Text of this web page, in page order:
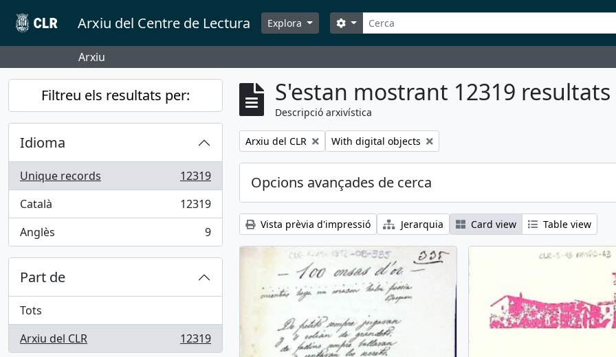
Skip to main content
Arxiu del Centre de Lectura Explora Cerca
Search options
Arxiu
Filtreu els resultats per:
Idioma
Unique records
, 12319 results
12319
Català
, 12319 results
12319
Anglès
, 9 results 9
Part de
Tots
Arxiu del CLR
, 12319 results 12319
S'estan mostrant 12319 resultats
Descripció arxivística
Remove filter:
Arxiu del CLR Remove filter:
With digital objects
Opcions avançades de cerca
Vista prèvia d'impressió Jerarquia Card view Table view